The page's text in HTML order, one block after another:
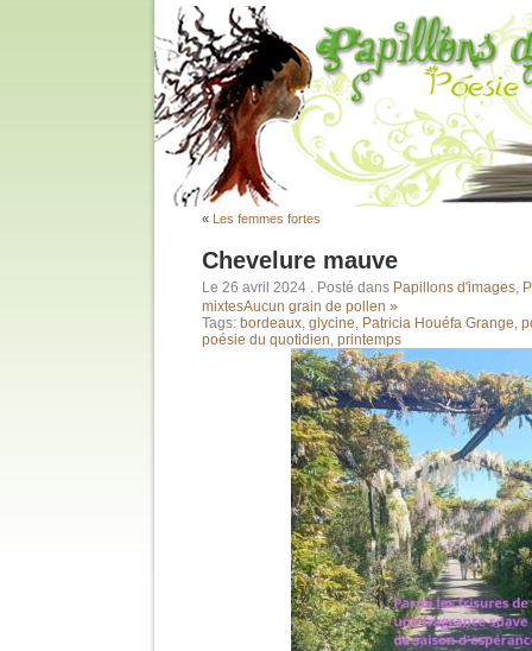
« Les femmes fortes
Chevelure mauve
Le 26 avril 2024 . Posté dans Papillons d'images,
mixtesAucun grain de pollen »
Tags: bordeaux, glycine, Patricia Houéfa Grange,
poésie du quotidien, printemps